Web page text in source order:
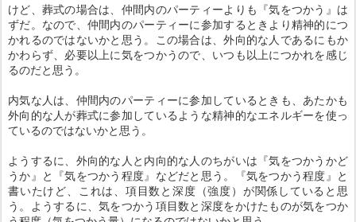
けど、葬式の場合は、仲間内のパーティーよりも『気をつかう』は
ずだ。なので、仲間内のパーティーに参加するときより精神的につ
かれるのではないかと思う。この場合は、外向的な人であるにもか
かわらず、必要以上に気をつかうので、いつも以上につかれを感じ
るのだと思う。
内気な人は、仲間内のパーティーに参加しているときも、あたかも
外向的な人が葬式に参加しているような精神的なエネルギーを使っ
ているのではないかと思う。
ようするに、外向的な人と内向的な人のちがいは『気をつかうかど
うか』と『気をつかう程度』などだと思う。『気をつかう程度』と
書いたけど、これは、項目数と深度（強度）が関係していると思
う。ようするに、気をつかう項目数と深度をかけたものが気をつか